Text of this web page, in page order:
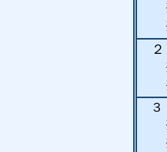
２
※
※
３
※
※